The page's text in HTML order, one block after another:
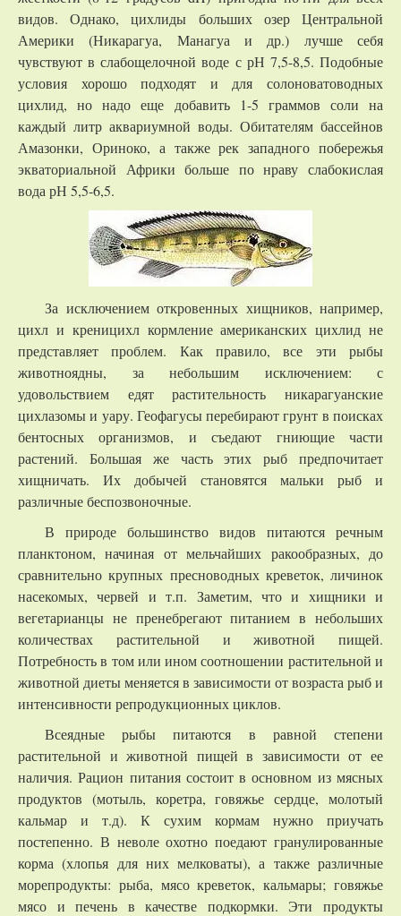
видов. Однако, цихлиды больших озер Центральной
Америки (Никарагуа, Манагуа и др.) лучше себя
чувствуют в слабощелочной воде с рН 7,5-8,5. Подобные
условия хорошо подходят и для солоноватоводных
цихлид, но надо еще добавить 1-5 граммов соли на
каждый литр аквариумной воды. Обитателям бассейнов
Амазонки, Ориноко, а также рек западного побережья
экваториальной Африки больше по нраву слабокислая
вода рН 5,5-6,5.
За исключением откровенных хищников, например,
цихл и креницихл кормление американских цихлид не
представляет проблем. Как правило, все эти рыбы
животноядны, за небольшим исключением: с
удовольствием едят растительность никарагуанские
цихлазомы и уару. Геофагусы перебирают грунт в поисках
бентосных организмов, и съедают гниющие части
растений. Большая же часть этих рыб предпочитает
хищничать. Их добычей становятся мальки рыб и
различные беспозвоночные.
В природе большинство видов питаются речным
планктоном, начиная от мельчайших ракообразных, до
сравнительно крупных пресноводных креветок, личинок
насекомых, червей и т.п. Заметим, что и хищники и
вегетарианцы не пренебрегают питанием в небольших
количествах растительной и животной пищей.
Потребность в том или ином соотношении растительной и
животной диеты меняется в зависимости от возраста рыб и
интенсивности репродукционных циклов.
Всеядные рыбы питаются в равной степени
растительной и животной пищей в зависимости от ее
наличия. Рацион питания состоит в основном из мясных
продуктов (мотыль, коретра, говяжье сердце, молотый
кальмар и т.д). К сухим кормам нужно приучать
постепенно. В неволе охотно поедают гранулированные
корма (хлопья для них мелковаты), а также различные
морепродукты: рыба, мясо креветок, кальмары; говяжье
мясо и печень в качестве подкормки. Эти продукты